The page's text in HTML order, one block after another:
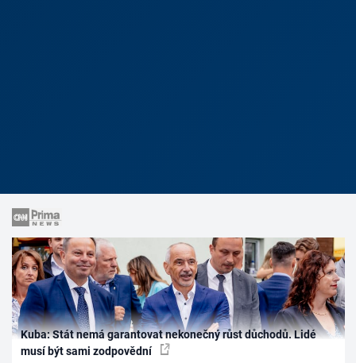
Kuba: Stát nemá garantovat nekonečný růst důchodů. Lidé
musí být sami zodpovědní